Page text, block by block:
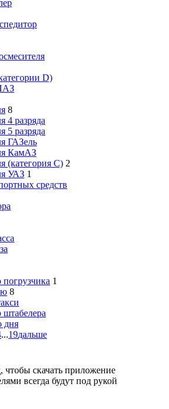
D)
8
4 разряда
5 разряда
ГАЗель
КамАЗ
(категория C) 2
УАЗ 1
средств
погрузчика 1
8
штабелера
дня
...19дальше
чтобы скачать приложение
всегда будут под рукой